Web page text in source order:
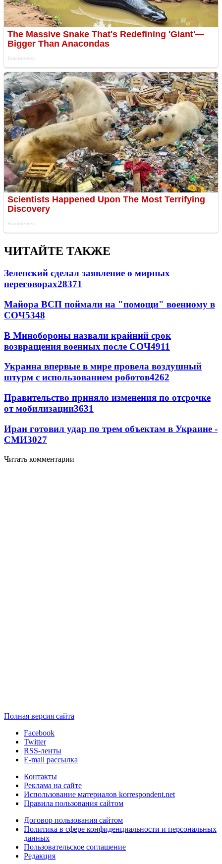
ЧИТАЙТЕ ТАКЖЕ
Зеленский сделал заявление о мирных
переговорах28371
Майора ВСП поймали на "помощи" военному в
СОЧ5348
В Минобороны назвали крайний срок
возвращения военных после СОЧ4911
Украина впервые в мире провела воздушный
штурм с использованием роботов4262
Правительство приняло изменения по отсрочке
от мобилизации3631
Иран готовил удар по трем объектам в Украине -
СМИ3027
Читать комментарии
Полная версия сайта
Facebook
Twitter
RSS-ленты
E-mail рассылка
Контакты
Реклама на сайте
Использование материалов korrespondent.net
Правила пользования сайтом
Договор пользования сайтом
Политика в сфере конфиденциальности и персональных
данных
Пользовательское соглашение
Редакция